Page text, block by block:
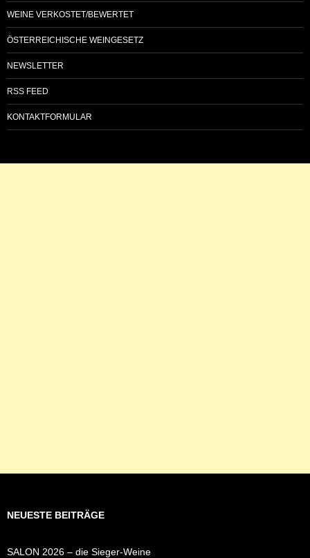
WEINE VERKOSTET/BEWERTET
ÖSTERREICHISCHE WEINGESETZ
NEWSLETTER
RSS FEED
KONTAKTFORMULAR
NEUESTE BEITRÄGE
SALON 2026 – die Sieger-Weine